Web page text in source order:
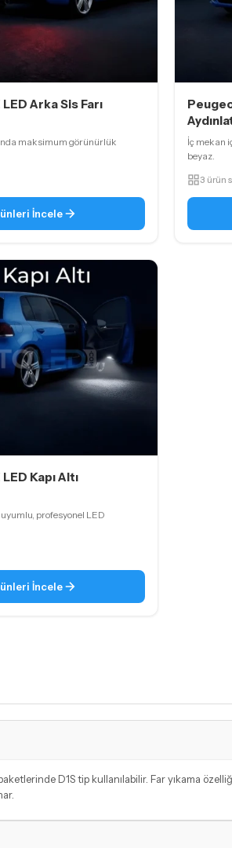
Arka Sis Farı
maksimum görünürlük
İncele
İç mekan
beyaz.
3 ürün
Kapı Altı
profesyonel LED
İncele
D1S tip kullanılabilir. Far yıkama